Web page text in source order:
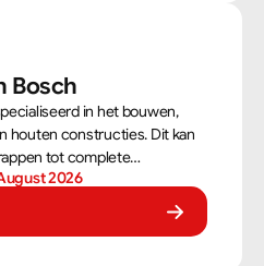
Bosch
in het bouwen,
houten constructies. Dit kan
tot complete
de hand van
dat een constructie zowel
2026